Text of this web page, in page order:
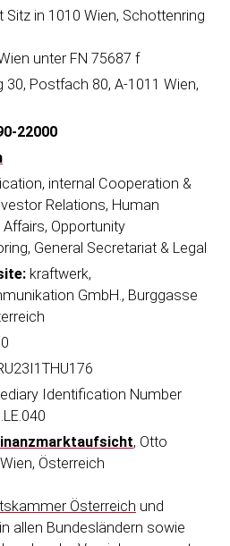
in 1010 Wien, Schottenring
unter FN 75687 f
Postfach 80, A-1011 Wien,
22000
internal Cooperation &
Relations, Human
Opportunity
General Secretariat & Legal
kraftwerk,
GmbH., Burggasse
Identi­fi­cation Number
, Otto
Österreich
Österreich und
allen Bundes­ländern sowie